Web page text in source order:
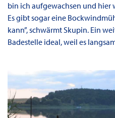
bin ich aufgewachsen und hier
Es gibt sogar eine
kann”, schwärmt Skupin. Ein
Badestelle ideal, weil es